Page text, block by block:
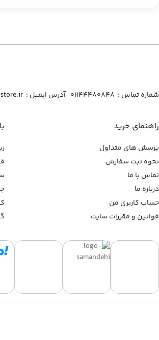
شماره تماس :‌ ۰۱۱۴۴۴۸۰۸۴۸ آدرس ایمیل :‌ info@reyhanestore.ir
راهنمای خرید
پرسش های متداول
نحوه ثبت سفارش
تماس با ما
درباره ما
حساب کاربری من
قوانین و مقررات سایت